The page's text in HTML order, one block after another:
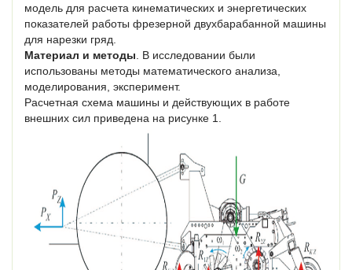
модель для расчета кинематических и энергетических
показателей работы фрезерной двухбарабанной машины
для нарезки гряд.
Материал и методы . В исследовании были
использованы методы математического анализа,
моделирования, эксперимент.
Расчетная схема машины и действующих в работе
внешних сил приведена на рисунке 1.